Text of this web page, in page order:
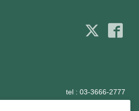
tel : 03-3666-2777